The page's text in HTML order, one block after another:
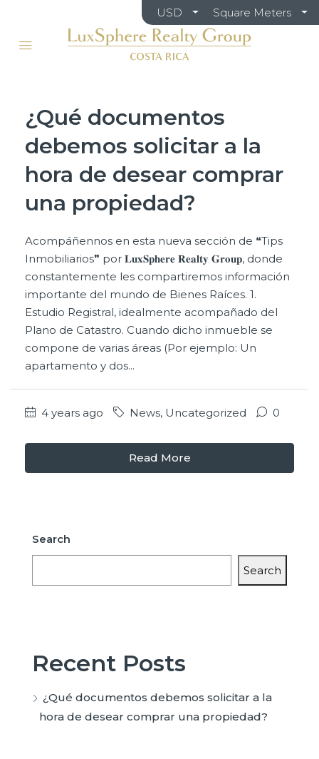
USD Square Meters
¿Qué documentos
debemos solicitar a la
hora de desear comprar
una propiedad?
Acompáñennos en esta nueva sección de ❝Tips
Inmobiliarios❞ por 𝐋𝐮𝐱𝐒𝐩𝐡𝐞𝐫𝐞 𝐑𝐞𝐚𝐥𝐭𝐲 𝐆𝐫𝐨𝐮𝐩, donde
constantemente les compartiremos información
importante del mundo de Bienes Raíces. 1.
Estudio Registral, idealmente acompañado del
Plano de Catastro. Cuando dicho inmueble se
compone de varias áreas (Por ejemplo: Un
apartamento y dos...
4 years ago News, Uncategorized 0
Read More
Search
Search
Recent Posts
¿Qué documentos debemos solicitar a la
hora de desear comprar una propiedad?